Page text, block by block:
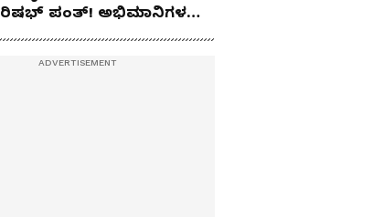
ರಿಷಭ್ ಪಂತ್! ಅಭಿಮಾನಿಗಳ